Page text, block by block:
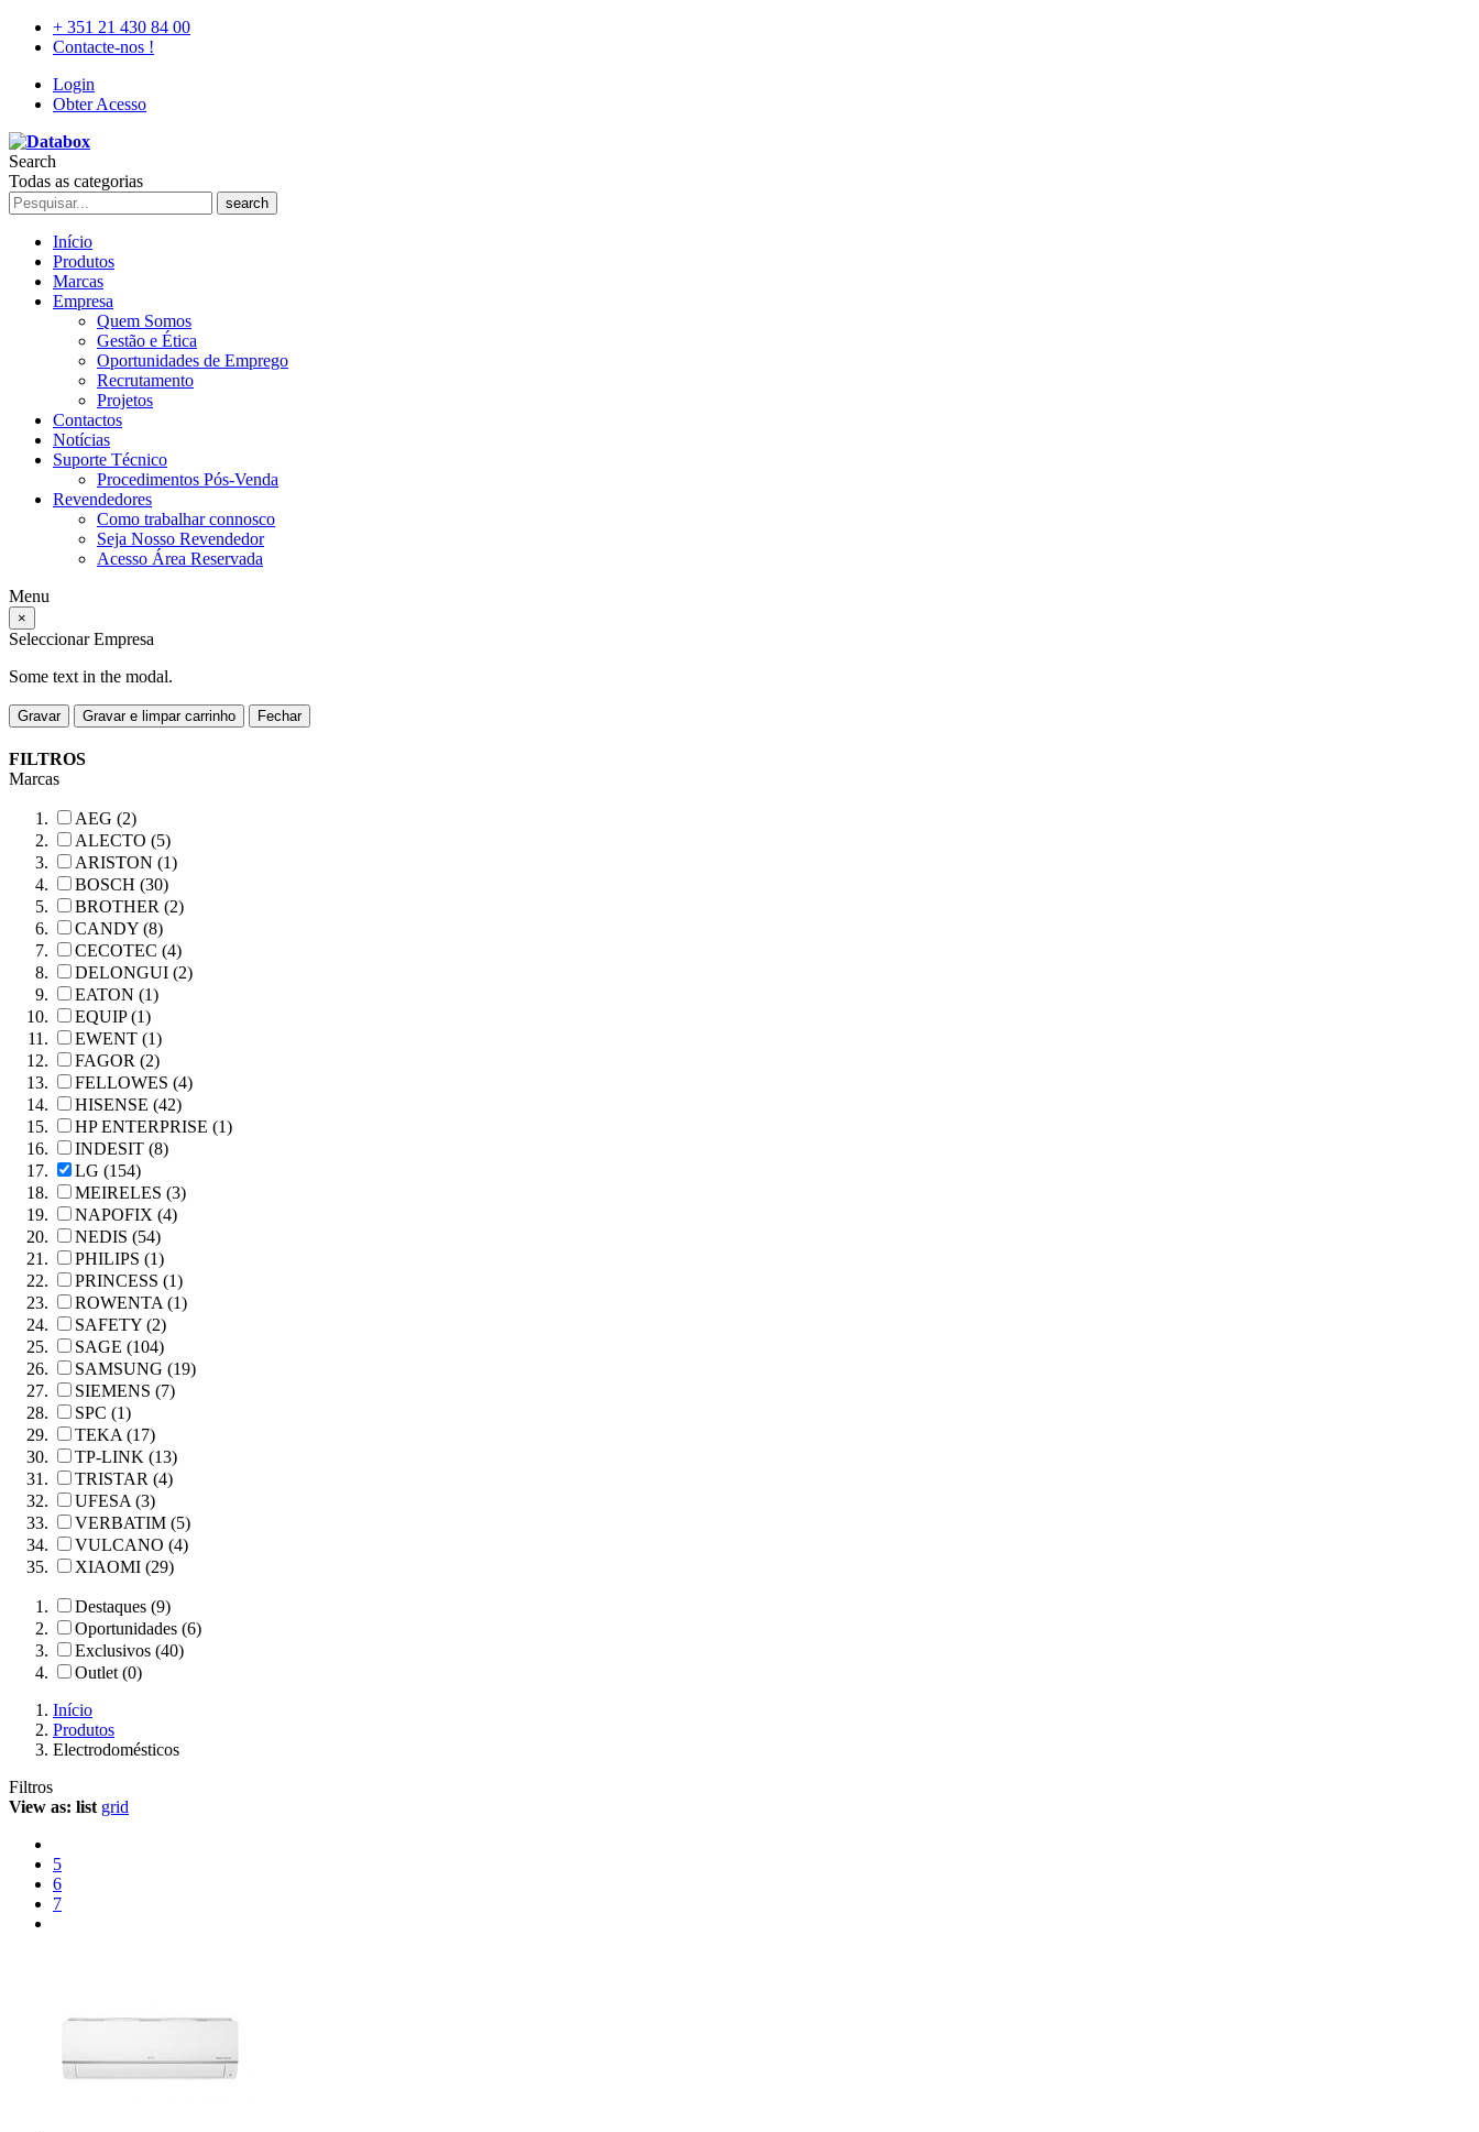
+ 351 21 430 84 00
Contacte-nos !
Login
Obter Acesso
Search
Todas as categorias
search
Início
Produtos
Marcas
Empresa
Quem Somos
Gestão e Ética
Oportunidades de Emprego
Recrutamento
Projetos
Contactos
Notícias
Suporte Técnico
Procedimentos Pós-Venda
Revendedores
Como trabalhar connosco
Seja Nosso Revendedor
Acesso Área Reservada
Menu
×
Seleccionar Empresa
Some text in the modal.
Gravar Gravar e limpar carrinho Fechar
FILTROS
Marcas
AEG (2)
ALECTO (5)
ARISTON (1)
BOSCH (30)
BROTHER (2)
CANDY (8)
CECOTEC (4)
DELONGUI (2)
EATON (1)
EQUIP (1)
EWENT (1)
FAGOR (2)
FELLOWES (4)
HISENSE (42)
HP ENTERPRISE (1)
INDESIT (8)
LG (154)
MEIRELES (3)
NAPOFIX (4)
NEDIS (54)
PHILIPS (1)
PRINCESS (1)
ROWENTA (1)
SAFETY (2)
SAGE (104)
SAMSUNG (19)
SIEMENS (7)
SPC (1)
TEKA (17)
TP-LINK (13)
TRISTAR (4)
UFESA (3)
VERBATIM (5)
VULCANO (4)
XIAOMI (29)
Destaques (9)
Oportunidades (6)
Exclusivos (40)
Outlet (0)
Início
Produtos
Electrodomésticos
Filtros
View as: list grid
5
6
7